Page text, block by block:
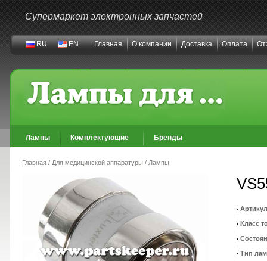
Супермаркет электронных запчастей
RU EN Главная О компании Доставка Оплата
Лампы Комплектующие Бренды
Главная / Для медицинской аппаратуры / Лампы
Класс
Тип